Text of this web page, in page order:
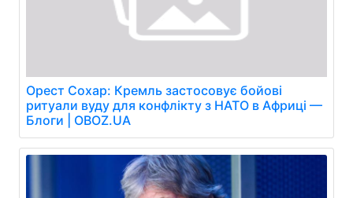
Орест Сохар: Кремль застосовує бойові
ритуали вуду для конфлікту з НАТО в Африці —
Блоги | OBOZ.UA